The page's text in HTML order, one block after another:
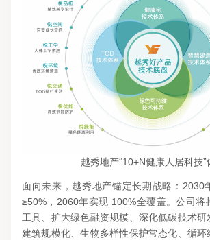
越秀地产“10+N健康人居科技”
面向未来，越秀地产锚定长期战略：2030
≥50%，2060年实现 100%全覆盖。公司将
工具、扩大绿色融资规模、深化低碳技术
建筑规模化、生物多样性保护常态化、循环